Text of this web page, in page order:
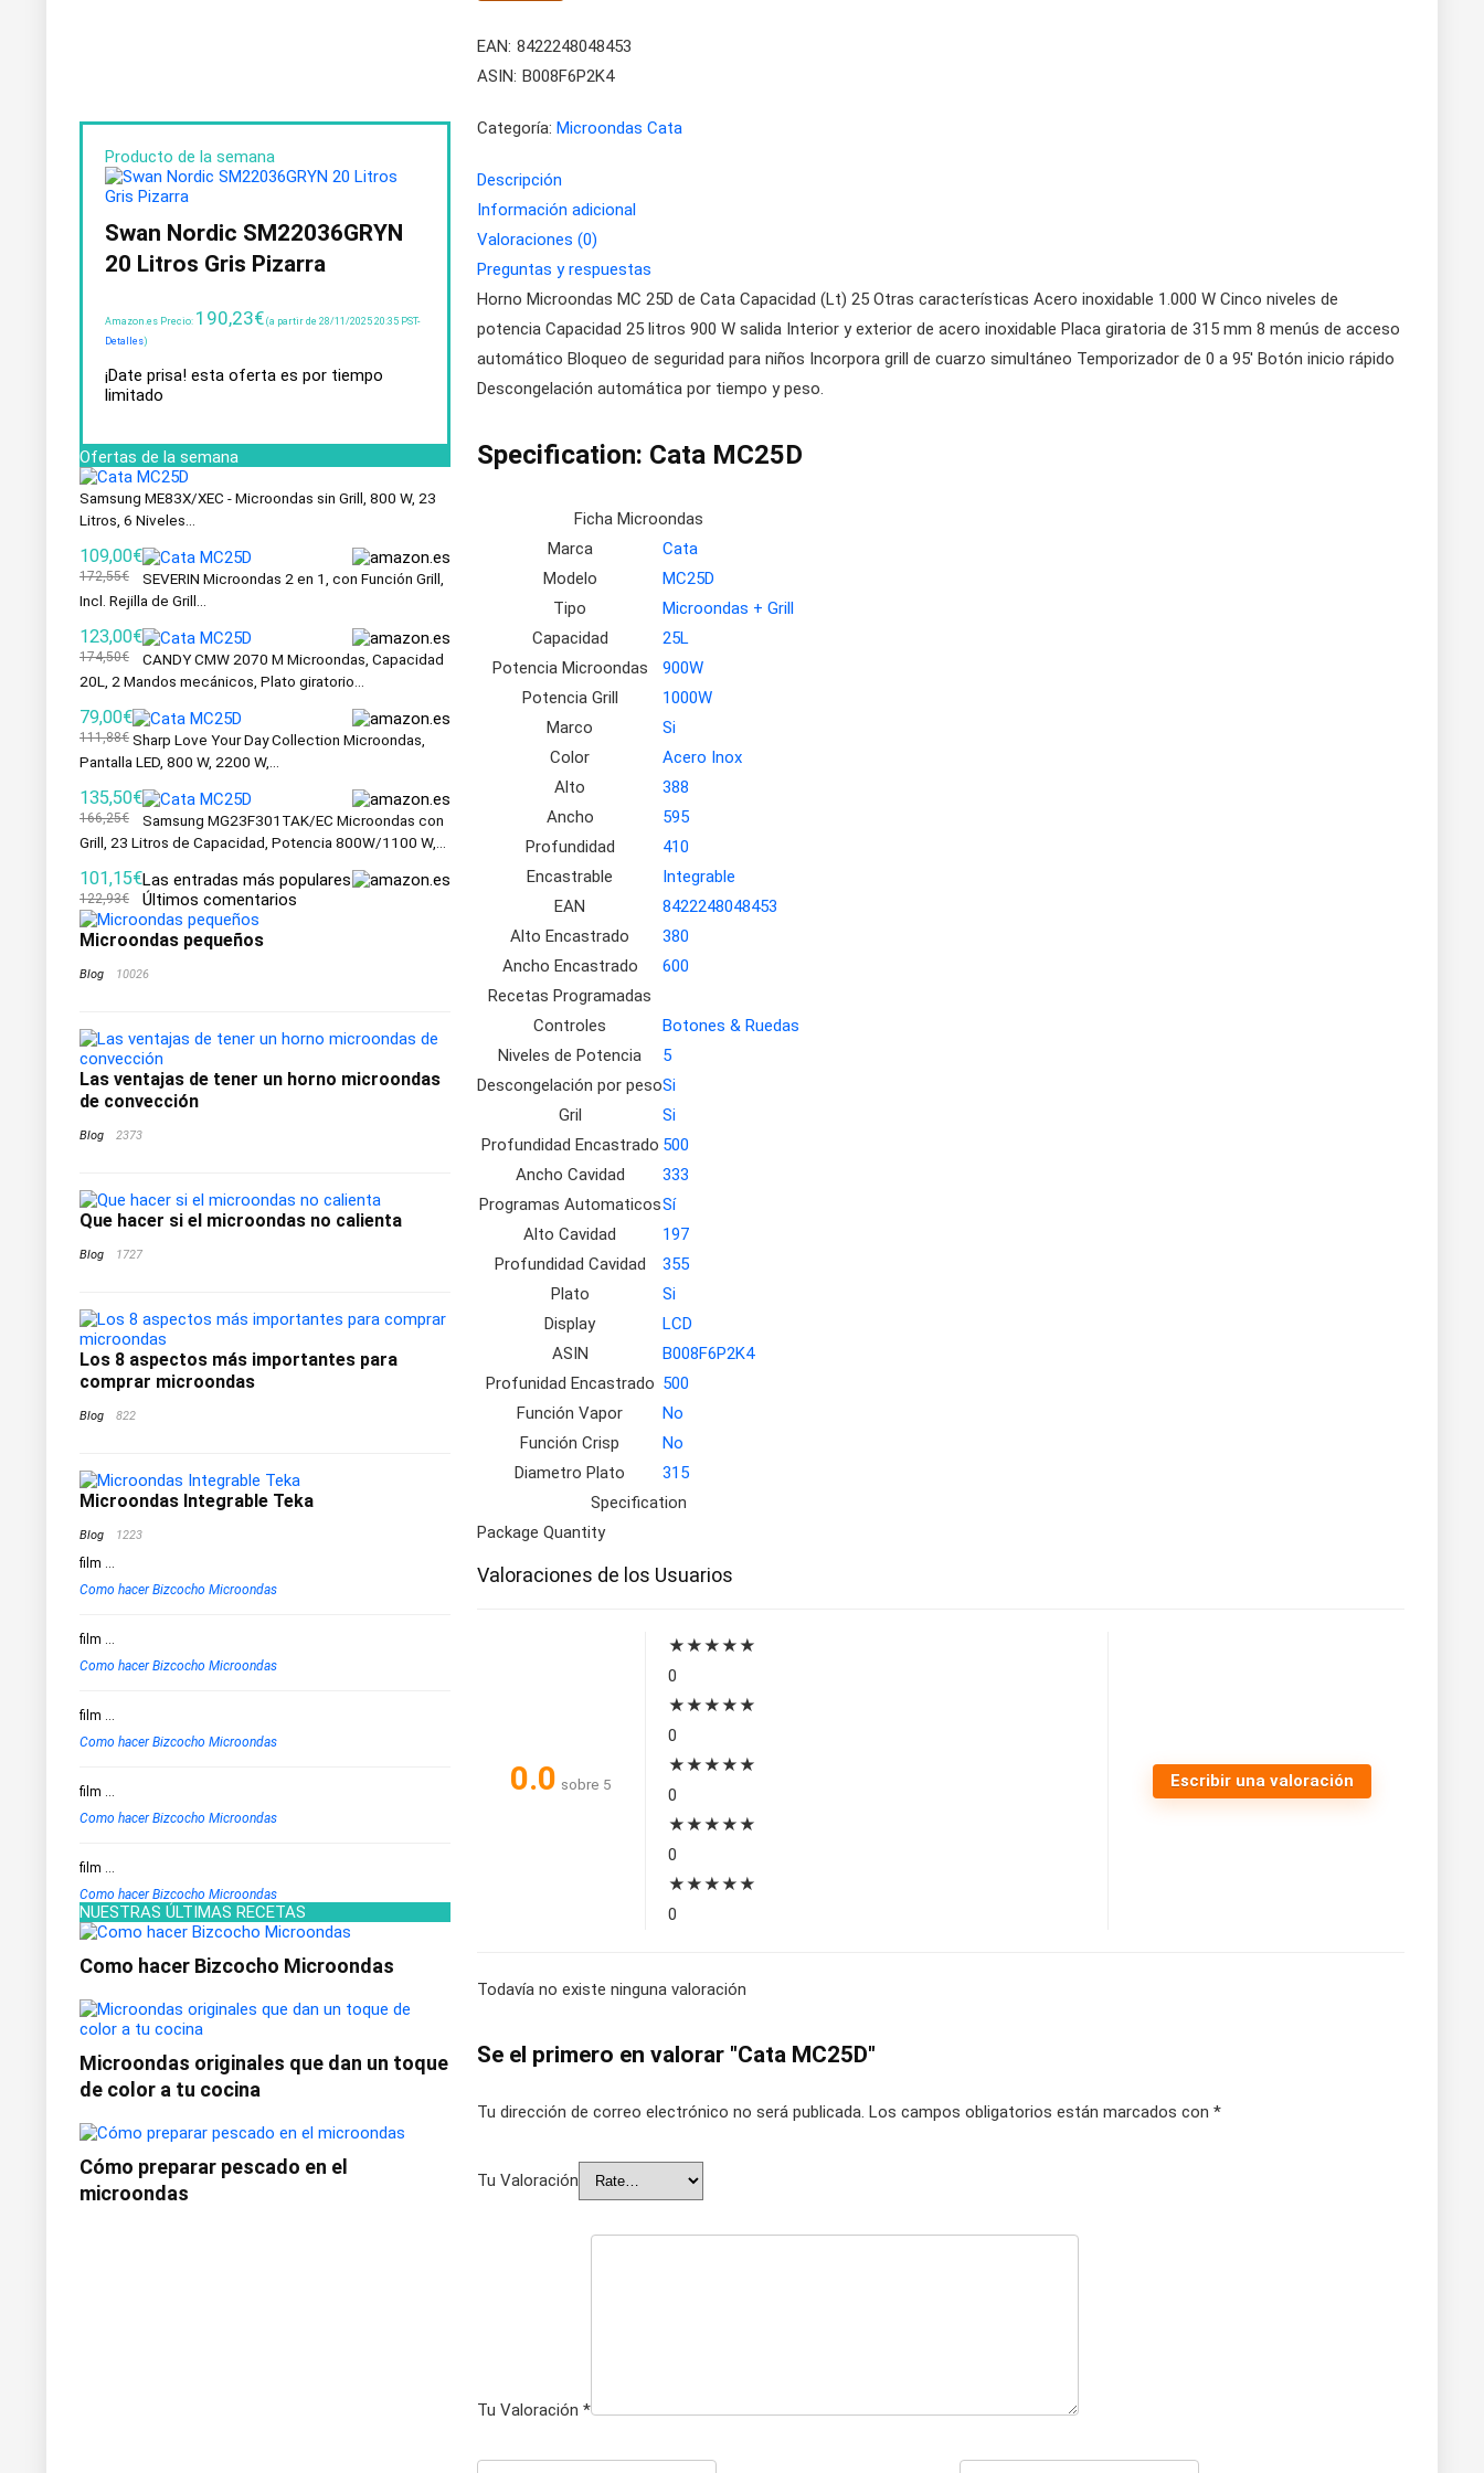
EAN: 8422248048453
ASIN: B008F6P2K4
Categoría: Microondas Cata
Descripción
Información adicional
Valoraciones (0)
Preguntas y respuestas
Horno Microondas MC 25D de Cata Capacidad (Lt) 25 Otras características Acero inoxidable 1.000 W Cinco niveles de
potencia Capacidad 25 litros 900 W salida Interior y exterior de acero inoxidable Placa giratoria de 315 mm 8 menús de acceso
automático Bloqueo de seguridad para niños Incorpora grill de cuarzo simultáneo Temporizador de 0 a 95′ Botón inicio rápido
Descongelación automática por tiempo y peso.
Specification: Cata MC25D
Ficha Microondas
Marca
Cata
Modelo
MC25D
Tipo
Microondas + Grill
Capacidad
25L
Potencia Microondas
900W
Potencia Grill
1000W
Marco
Si
Color
Acero Inox
Alto
388
Ancho
595
Profundidad
410
Encastrable
Integrable
EAN
8422248048453
Alto Encastrado
380
Ancho Encastrado
600
Recetas Programadas
Controles
Botones & Ruedas
Niveles de Potencia
5
Descongelación por pesoSi
Gril
Si
Profundidad Encastrado 500
Ancho Cavidad
333
Programas AutomaticosSí
Alto Cavidad
197
Profundidad Cavidad
355
Plato
Si
Display
LCD
ASIN
B008F6P2K4
Profunidad Encastrado 500
Función Vapor
No
Función Crisp
No
Diametro Plato
315
Specification
Package Quantity
Valoraciones de los Usuarios
0.0 sobre 5
★★★★★
0
★★★★★
0
★★★★★
0
★★★★★
0
★★★★★
0
Escribir una valoración
Todavía no existe ninguna valoración
Se el primero en valorar "Cata MC25D"
Tu dirección de correo electrónico no será publicada. Los campos obligatorios están marcados con *
Tu Valoración
Tu Valoración *
Producto de la semana
Swan Nordic SM22036GRYN
20 Litros Gris Pizarra
Amazon.es Precio: 190,23€ (a partir de 28/11/2025 20:35 PST-
Detalles)
¡Date prisa! esta oferta es por tiempo
limitado
Ofertas de la semana
Samsung ME83X/XEC - Microondas sin Grill, 800 W, 23
Litros, 6 Niveles...
109,00€
172,55€
SEVERIN Microondas 2 en 1, con Función Grill,
Incl. Rejilla de Grill...
123,00€
174,50€
CANDY CMW 2070 M Microondas, Capacidad
20L, 2 Mandos mecánicos, Plato giratorio...
79,00€
111,88€ Sharp Love Your Day Collection Microondas,
Pantalla LED, 800 W, 2200 W,...
135,50€
166,25€
Samsung MG23F301TAK/EC Microondas con
Grill, 23 Litros de Capacidad, Potencia 800W/1100 W,...
101,15€
122,93€
Las entradas más populares
Últimos comentarios
Microondas pequeños
Blog 10026
Las ventajas de tener un horno microondas
de convección
Blog 2373
Que hacer si el microondas no calienta
Blog 1727
Los 8 aspectos más importantes para
comprar microondas
Blog 822
Microondas Integrable Teka
Blog 1223
film ...
Como hacer Bizcocho Microondas
film ...
Como hacer Bizcocho Microondas
film ...
Como hacer Bizcocho Microondas
film ...
Como hacer Bizcocho Microondas
film ...
Como hacer Bizcocho Microondas
NUESTRAS ÚLTIMAS RECETAS
Como hacer Bizcocho Microondas
Microondas originales que dan un toque
de color a tu cocina
Cómo preparar pescado en el
microondas